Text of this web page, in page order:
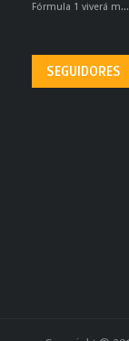
Fórmula 1 viverá m...
SEGUIDORES